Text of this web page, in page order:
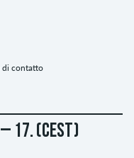
di contatto
17. (CEST)